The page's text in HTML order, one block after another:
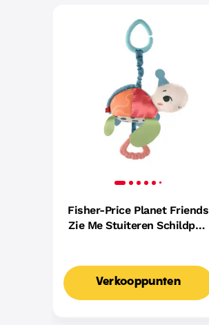
Fisher-Price Planet Friends
Zie Me Stuiteren Schildpad
Verkooppunten